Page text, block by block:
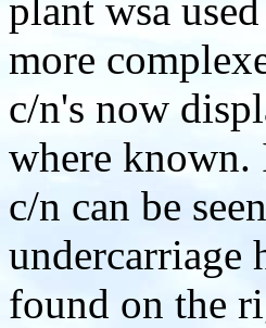
plant wsa
more
c/n's now
where known.
c/n can be
undercarriage
found on the